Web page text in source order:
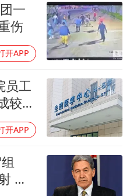
一
伤
开APP
员工
较大
开APP
结